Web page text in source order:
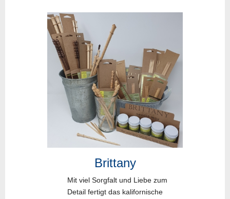
Brittany
Mit viel Sorgfalt und Liebe zum
Detail fertigt das kalifornische